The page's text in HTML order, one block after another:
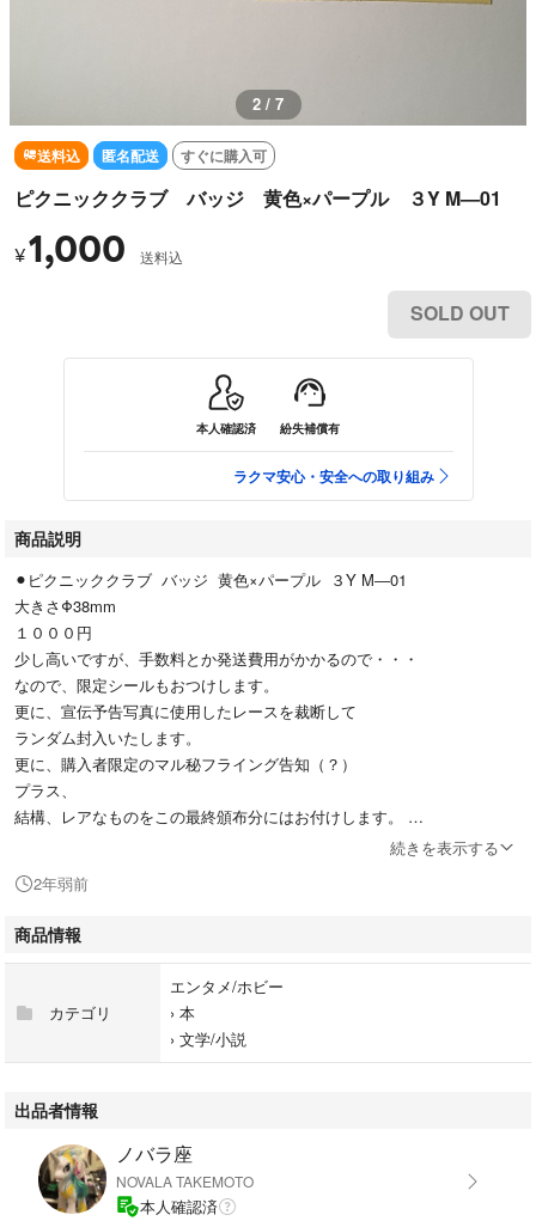
2 / 7
送料込 匿名配送 すぐに購入可
ピクニッククラブ バッジ 黄色×パープル ３Y M―01
¥1,000 送料込
SOLD OUT
本人確認済 紛失補償有
ラクマ安心・安全への取り組み
商品説明
⚫︎ピクニッククラブ バッジ 黄色×パープル ３Y M―01
大きさΦ38mm
１０００円
少し高いですが、手数料とか発送費用がかかるので・・・
なので、限定シールもおつけします。
更に、宣伝予告写真に使用したレースを裁断して
ランダム封入いたします。
更に、購入者限定のマル秘フライング告知（？）
プラス、
結構、レアなものをこの最終頒布分にはお付けします。
梱包の間違いがあると困るので
複数ご購入頂いた場合でも商品は、１個ずつ届きます。
続きを表示する
2年弱前
商品情報
カテゴリ
エンタメ/ホビー
› 本
› 文学/小説
出品者情報
ノバラ座
NOVALA TAKEMOTO
本人確認済